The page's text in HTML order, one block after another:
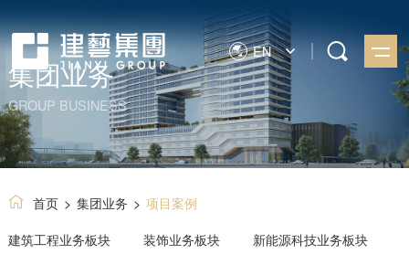
EN
集团业务
GROUP BUSINESS
建筑工程业务板块 装饰业务板块
新能源科技业务板块
首页 > 集团业务 > 项目案例